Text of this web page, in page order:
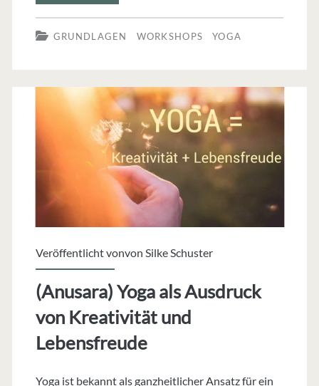
und
Loslassen
Aerial
Yoga
GRUNDLAGEN WORKSHOPS YOGA
Veröffentlicht vonvon Silke Schuster
(Anusara) Yoga als Ausdruck
von Kreativität und
Lebensfreude
Yoga ist bekannt als ganzheitlicher Ansatz für ein